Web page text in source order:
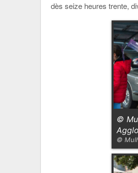
dès seize heures trente,
©
©